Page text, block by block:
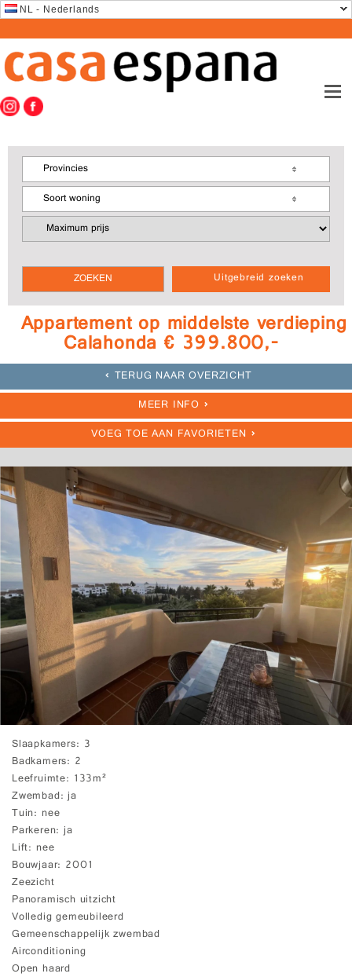
NL - Nederlands
Uitgebreid zoeken
Provincies
Soort woning
Appartement op middelste verdieping
Calahonda € 399.800,-
TERUG NAAR OVERZICHT
MEER INFO
VOEG TOE AAN FAVORIETEN
Slaapkamers 3
Badkamers 2
Leefruimte 133m²
Zwembad ja
Tuin nee
Parkeren ja
Lift nee
Bouwjaar 2001
Zeezicht
Panoramisch uitzicht
Volledig gemeubileerd
Gemeenschappelijk zwembad
Airconditioning
Open haard